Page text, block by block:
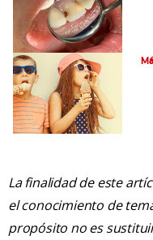
La finalidad de este
el conocimiento de
propósito no es